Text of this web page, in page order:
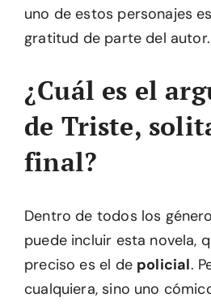
uno de estos personajes
gratitud de parte del autor.
¿Cuál es el
de Triste,
final?
Dentro de todos los
puede incluir esta novela,
preciso es el de policial.
cualquiera, sino uno